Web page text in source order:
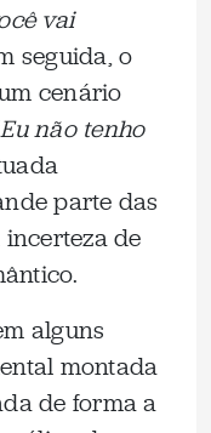
vai
seguida, o
cenário
Eu não tenho
parte das
de
alguns
montada
de forma a